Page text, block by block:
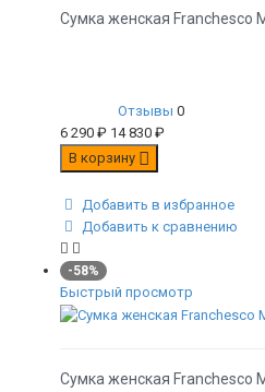
Сумка женская Franchesco
Отзывы 0
6 290 ₽ 14 830 ₽
В корзину
Добавить в избранное
Добавить к сравнению
-58%
Быстрый просмотр
Сумка женская Franchesco